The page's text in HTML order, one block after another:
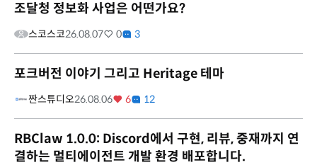
조달청 정보화 사업은 어떤가요?
스코스코26.08.07 0 3
포크버전 이야기 그리고 Heritage 테마
짠스튜디오26.08.06 6 12
RBClaw 1.0.0: Discord에서 구현, 리뷰, 중재까지 연
결하는 멀티에이전트 개발 환경 배포합니다.